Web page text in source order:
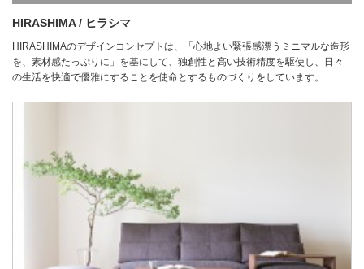
HIRASHIMA / ヒラシマ
HIRASHIMAのデザインコンセプトは、「心地よい緊張感漂うミニマルな造形
を、素材感たっぷりに」を基にして、独創性と高い技術精度を駆使し、日々
の生活を快適で優雅にすることを使命とするものづくりをしています。